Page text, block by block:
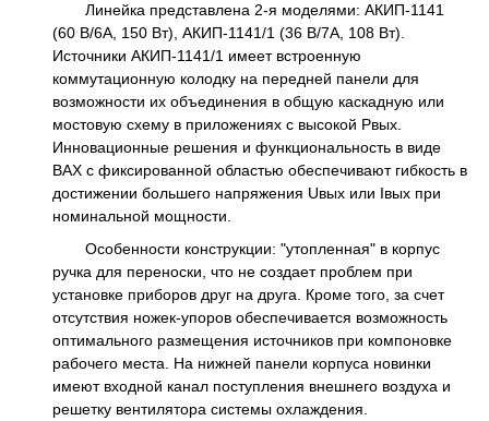
Линейка представлена 2-я моделями: АКИП-1141
(60 В/6А, 150 Вт), АКИП-1141/1 (36 В/7А, 108 Вт).
Источники АКИП-1141/1 имеет встроенную
коммутационную колодку на передней панели для
возможности их объединения в общую каскадную или
мостовую схему в приложениях с высокой Pвых.
Инновационные решения и функциональность в виде
ВАХ с фиксированной областью обеспечивают гибкость в
достижении большего напряжения Uвых или Iвых при
номинальной мощности.
Особенности конструкции: "утопленная" в корпус
ручка для переноски, что не создает проблем при
установке приборов друг на друга. Кроме того, за счет
отсутствия ножек-упоров обеспечивается возможность
оптимального размещения источников при компоновке
рабочего места. На нижней панели корпуса новинки
имеют входной канал поступления внешнего воздуха и
решетку вентилятора системы охлаждения.